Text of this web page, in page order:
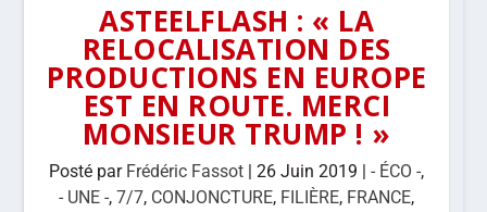
ASTEELFLASH : « LA
RELOCALISATION DES
PRODUCTIONS EN EUROPE
EST EN ROUTE. MERCI
MONSIEUR TRUMP ! »
Posté par Frédéric Fassot |26 Juin 2019 |- ÉCO -,
- UNE -,7/7, CONJONCTURE, FILIÈRE, FRANCE,